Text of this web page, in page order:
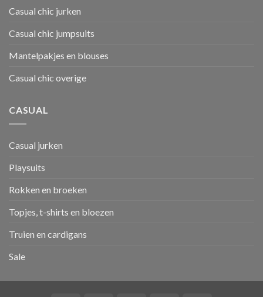
Casual chic jurken
Casual chic jumpsuits
Mantelpakjes en blouses
Casual chic overige
CASUAL
Casual jurken
Playsuits
Rokken en broeken
Topjes, t-shirts en bloezen
Truien en cardigans
Sale